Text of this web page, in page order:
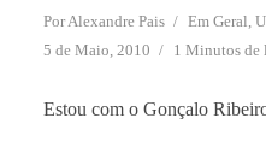
PorAlexandre Pais Em Geral,
5 de Maio, 2010
1 Minutos de
Estou com o Gonçalo